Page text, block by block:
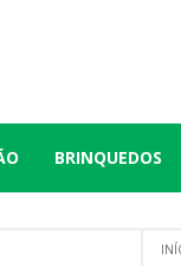
BRINQUEDOS